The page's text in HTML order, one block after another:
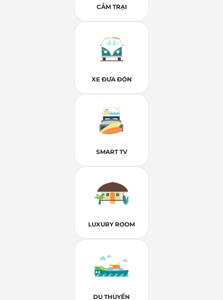
CẮM TRẠI
XE ĐƯA ĐÓN
SMART TV
LUXURY ROOM
DU THUYỀN